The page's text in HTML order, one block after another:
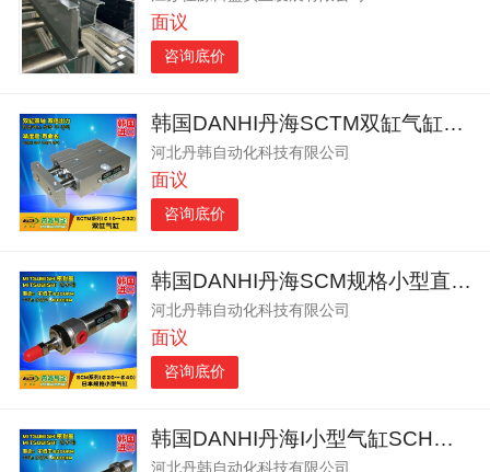
面议
咨询底价
韩国DANHI丹海SCTM双缸气缸双杆气缸双轴气缸
河北丹韩自动化科技有限公司
面议
咨询底价
韩国DANHI丹海SCM规格小型直线不锈钢圆筒气缸
河北丹韩自动化科技有限公司
面议
咨询底价
韩国DANHI丹海I小型气缸SCH直线来回往复C85气缸
河北丹韩自动化科技有限公司